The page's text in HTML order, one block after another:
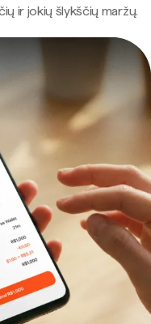
ir jokių šlykščių maržų.